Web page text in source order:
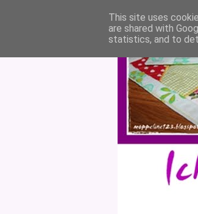
This site uses
are shared with
statistics, and to